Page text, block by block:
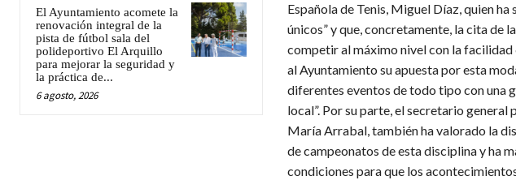
El Ayuntamiento acomete la
renovación integral de la
pista de fútbol sala del
polideportivo El Arquillo
para mejorar la seguridad y
la práctica de...
6 agosto, 2026
Española de Tenis, Miguel Díaz, quien
únicos” y que, concretamente, la cita de
competir al máximo nivel con la facilidad
al Ayuntamiento su apuesta por esta
diferentes eventos de todo tipo con una
local”. Por su parte, el secretario general
María Arrabal, también ha valorado la
de campeonatos de esta disciplina y ha
condiciones para que los